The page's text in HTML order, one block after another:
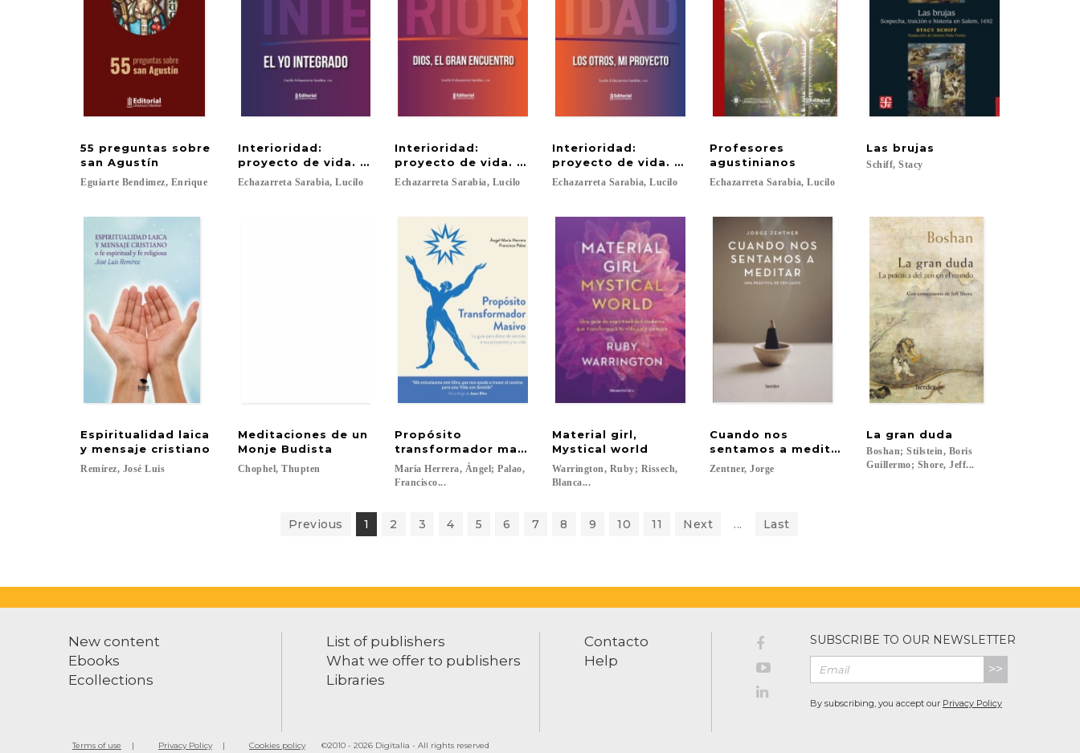
55 preguntas sobre
san Agustín
Eguiarte Bendimez, Enrique
Interioridad:
proyecto de vida. Tomo I
Echazarreta Sarabia, Lucilo
Interioridad:
proyecto de vida. Tomo II
Echazarreta Sarabia, Lucilo
Interioridad:
proyecto de vida. Tomo III
Echazarreta Sarabia, Lucilo
Profesores
agustinianos
Echazarreta Sarabia, Lucilo
Las brujas
Schiff, Stacy
Espiritualidad laica
y mensaje cristiano
Remírez, José Luis
Meditaciones de un
Monje Budista
Chophel, Thupten
Propósito
transformador masivo
María Herrera, Ángel; Palao,
Francisco...
Material girl,
Mystical world
Warrington, Ruby; Rissech,
Blanca...
Cuando nos
sentamos a meditar
Zentner, Jorge
La gran duda
Boshan; Stilstein, Boris
Guillermo; Shore, Jeff...
Previous 1 2 3 4 5 6 7 8 9 10 11 Next ... Last
New content
Ebooks
Ecollections
List of publishers
What we offer to publishers
Libraries
Contacto
Help
SUBSCRIBE TO OUR NEWSLETTER
>>
By subscribing, you accept our Privacy Policy
Terms of use Privacy Policy Cookies policy ©2010 - 2026 Digitalia - All rights reserved